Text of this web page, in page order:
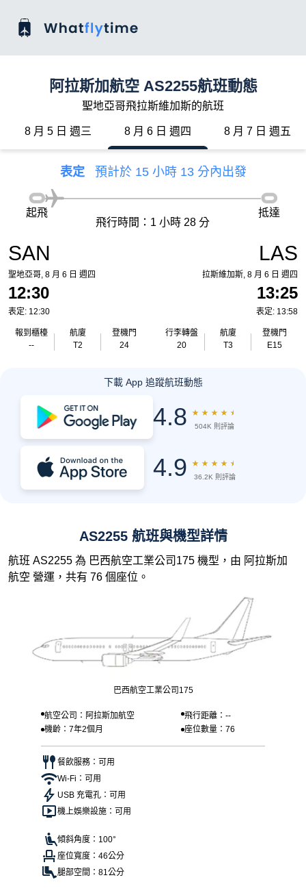
阿拉斯加航空 AS2255航班動態
聖地亞哥飛拉斯維加斯的航班
8 月 5 日 週三 8 月 6 日 週四 8 月 7 日 週五
表定 預計於 15 小時 13 分內出發
SAN
聖地亞哥, 8 月 6 日 週四
12:30
表定: 12:30
報到櫃檯
--
航廈
T2
登機門
24
起飛
飛行時間：1 小時 28 分
抵達
LAS
拉斯維加斯, 8 月 6 日 週四
13:25
表定: 13:58
行李轉盤
20
航廈
T3
登機門
E15
下載 App 追蹤航班動態
4.8 ★ ★ ★ ★ ★
504K 則評論
4.9 ★ ★ ★ ★ ★
36.2K 則評論
AS2255 航班與機型詳情
航班 AS2255 為 巴西航空工業公司175 機型，由 阿拉斯加
航空 營運，共有 76 個座位。
巴西航空工業公司175
航空公司：阿拉斯加航空
飛行距離：--
機齡：7年2個月
座位數量：76
餐飲服務：可用
Wi-Fi：可用
USB 充電孔：可用
機上娛樂設施：可用
傾斜角度：100°
座位寬度：46公分
腿部空間：81公分